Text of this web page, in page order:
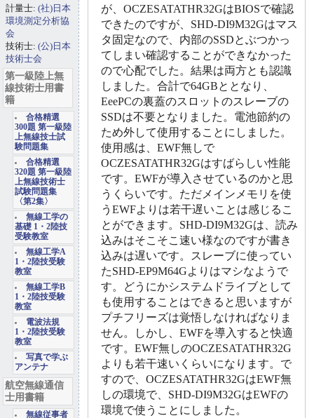
が、OCZESATATHR32GはBIOSで確認
できたのですが、SHD-DI9M32Gはマス
タ固定なので、内部のSSDとぶつかっ
てしまい確認することができなかった
ので心配でした。結果は両方とも認識
しました。合計で64GBととなり、
EeePCの裏蓋のスロットのスレーブの
SSDは不要となりました。電池節約の
ため外して使用することにしました。
使用感は、EWF無しで
OCZESATATHR32Gはすばらしい性能
です。EWFが導入させているのかと思
うくらいです。ただメインメモリを使
うEWFよりは若干遅いことは感じるこ
とができます。SHD-DI9M32Gは、読み
込みはそこそこ速い様なのですが書き
込みは遅いです。スレーブに使ってい
たSHD-EP9M64Gよりはマシなようで
す。どうにかシステムドライブとして
も使用することはできると思いますが
プチフリーズは覚悟しなければなりま
せん。しかし、EWFを導入すると快適
です。EWF無しのOCZESATATHR32G
よりも若干速いくらいになります。で
すので、OCZESATATHR32GはEWF無
しの環境で、SHD-DI9M32GはEWFの
環境で使うことにしました。
計量士: (社)日本
環境測定分析協
会
技術士: (公)日本
技術士会
第一級陸上無
線技術士用書
籍
合格精選
300題 第一級陸
上無線技士試
験問題集
合格精選
320題 第一級陸
上無線技術士
試験問題集
〈第2集〉
無線工学の
基礎 1・2陸技
受験教室
無線工学A
1・2陸技受験
教室
無線工学B
1・2陸技受験
教室
電波法規
1・2陸技受験
教室
写真で学ぶ
アンテナ
航空無線通信
士用書籍
無線従事者